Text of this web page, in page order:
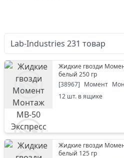
Lab-Industries 231 товар
Жидкие гвозди
белый 250 гр
[38967] Момент
12 шт. в ящике
Жидкие гвозди
белый 125 гр